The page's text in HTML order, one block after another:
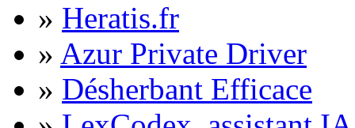
» Heratis.fr
» Azur Private Driver
» Désherbant Efficace